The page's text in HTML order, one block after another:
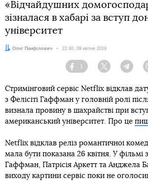
«Відчайдушних
зізналася в хабарі за вступ
університет
Автор:
Олег Панфілович Дата:
22:40, 09 квітня 2019
Facebook
1
Twitter
Стримінговий сервіс Netflix відклав
з Фелісіті Гаффман у головній ролі
визнала провину в шахрайстві при
американський університет. Про це
Netflix відклав реліз романтичної
мала бути показана 26 квітня. У фільмі
Гаффман, Патрісія Аркетт та Анджела
виходу картини сервіс поки не